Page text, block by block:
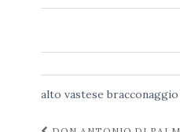
alto vastese bracconaggio